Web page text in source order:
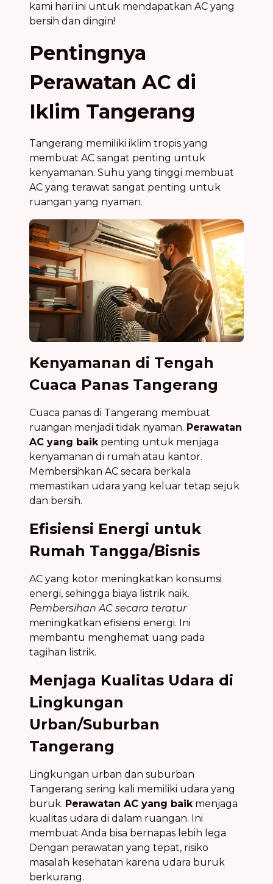
kami hari ini untuk mendapatkan AC yang
bersih dan dingin!
Pentingnya
Perawatan AC di
Iklim Tangerang
Tangerang memiliki iklim tropis yang
membuat AC sangat penting untuk
kenyamanan. Suhu yang tinggi membuat
AC yang terawat sangat penting untuk
ruangan yang nyaman.
Kenyamanan di Tengah
Cuaca Panas Tangerang
Cuaca panas di Tangerang membuat
ruangan menjadi tidak nyaman. Perawatan
AC yang baikpenting untuk menjaga
kenyamanan di rumah atau kantor.
Membersihkan AC secara berkala
memastikan udara yang keluar tetap sejuk
dan bersih.
Efisiensi Energi untuk
Rumah Tangga/Bisnis
AC yang kotor meningkatkan konsumsi
energi, sehingga biaya listrik naik.
Pembersihan AC secara teratur
meningkatkan efisiensi energi. Ini
membantu menghemat uang pada
tagihan listrik.
Menjaga Kualitas Udara di
Lingkungan
Urban/Suburban
Tangerang
Lingkungan urban dan suburban
Tangerang sering kali memiliki udara yang
buruk. Perawatan AC yang baikmenjaga
kualitas udara di dalam ruangan. Ini
membuat Anda bisa bernapas lebih lega.
Dengan perawatan yang tepat, risiko
masalah kesehatan karena udara buruk
berkurang.